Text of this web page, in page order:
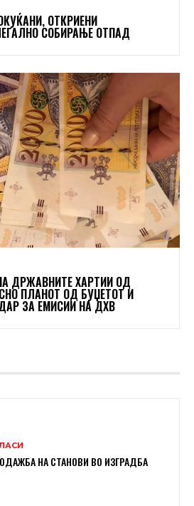
ОТКРИЕНИ
СОБИРАЊЕ ОТПАД
ДРЖАВНИТЕ ХАРТИИ ОД
ПЛАНОТ ОД БУЏЕТОТ И
ЗА ЕМИСИИ НА ДХВ
НА СТАНОВИ ВО ИЗГРАДБА